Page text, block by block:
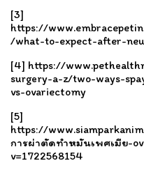
[3]
https://
/what-to-expect-after-
[4] https://
surgery-a-z/two-ways-
vs-ovariectomy
[5]
https://
การผ่าตัดทำหมันเพศเมีย-
v=1722568154